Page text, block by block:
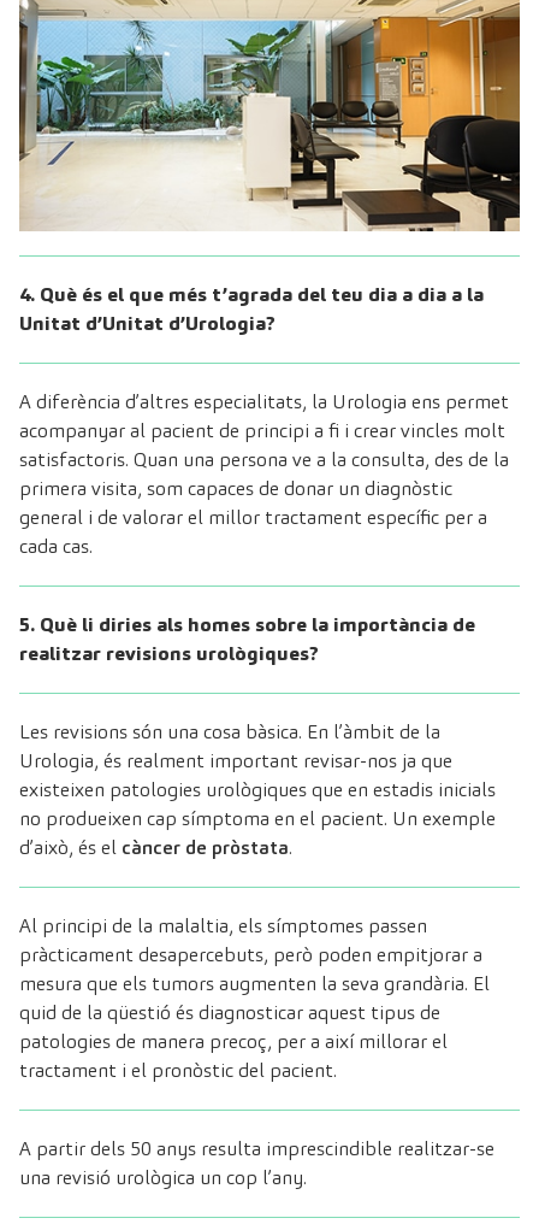
4. Què és el que més t’agrada del teu dia a dia a la
Unitat d’Unitat d’Urologia?
A diferència d’altres especialitats, la Urologia ens permet
acompanyar al pacient de principi a fi i crear vincles molt
satisfactoris. Quan una persona ve a la consulta, des de la
primera visita, som capaces de donar un diagnòstic
general i de valorar el millor tractament específic per a
cada cas.
5. Què li diries als homes sobre la importància de
realitzar revisions urològiques?
Les revisions són una cosa bàsica. En l’àmbit de la
Urologia, és realment important revisar-nos ja que
existeixen patologies urològiques que en estadis inicials
no produeixen cap símptoma en el pacient. Un exemple
d’això, és el càncer de pròstata.
Al principi de la malaltia, els símptomes passen
pràcticament desapercebuts, però poden empitjorar a
mesura que els tumors augmenten la seva grandària. El
quid de la qüestió és diagnosticar aquest tipus de
patologies de manera precoç, per a així millorar el
tractament i el pronòstic del pacient.
A partir dels 50 anys resulta imprescindible realitzar-se
una revisió urològica un cop l’any.